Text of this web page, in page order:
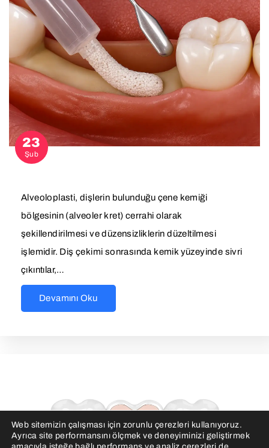
23
Şub
Alveoloplasti, dişlerin bulunduğu çene kemiği
bölgesinin (alveoler kret) cerrahi olarak
şekillendirilmesi ve düzensizliklerin düzeltilmesi
işlemidir. Diş çekimi sonrasında kemik yüzeyinde sivri
çıkıntılar,…
Devamını Oku
Web sitemizin çalışması için zorunlu çerezleri kullanıyoruz.
Ayrıca site performansını ölçmek ve deneyiminizi geliştirmek